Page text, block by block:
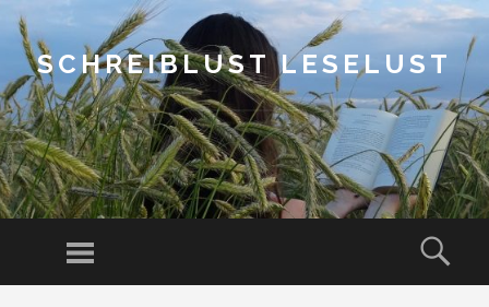
SCHREIBLUST LESELUST
Menu